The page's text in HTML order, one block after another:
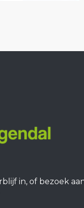
in, of bezoek